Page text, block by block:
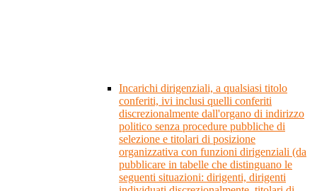
Incarichi dirigenziali, a qualsiasi titolo
conferiti, ivi inclusi quelli conferiti
discrezionalmente dall'organo di indirizzo
politico senza procedure pubbliche di
selezione e titolari di posizione
organizzativa con funzioni dirigenziali (da
pubblicare in tabelle che distinguano le
seguenti situazioni: dirigenti, dirigenti